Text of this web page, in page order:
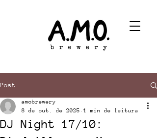
Post
DJ Night 17/10:
amobrewery
8 de out. de 2025
1 min de leitura